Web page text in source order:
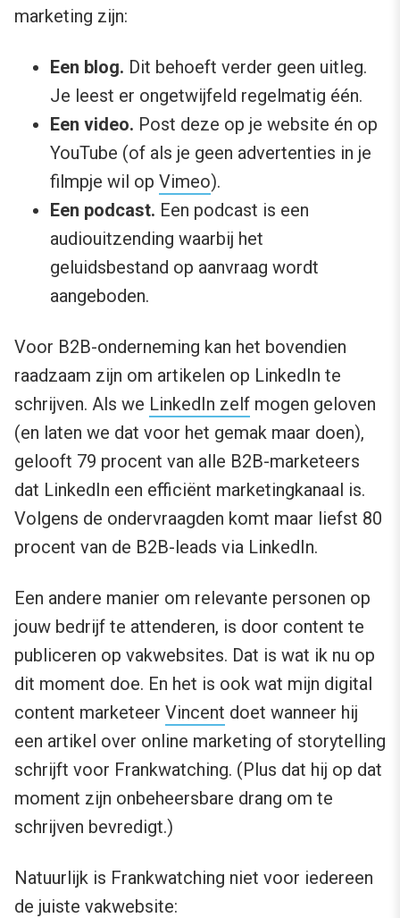
marketing zijn:
Een blog. Dit behoeft verder geen uitleg.
Je leest er ongetwijfeld regelmatig één.
Een video. Post deze op je website én op
YouTube (of als je geen advertenties in je
filmpje wil op Vimeo).
Een podcast. Een podcast is een
audiouitzending waarbij het
geluidsbestand op aanvraag wordt
aangeboden.
Voor B2B-onderneming kan het bovendien
raadzaam zijn om artikelen op LinkedIn te
schrijven. Als we LinkedIn zelf mogen geloven
(en laten we dat voor het gemak maar doen),
gelooft 79 procent van alle B2B-marketeers
dat LinkedIn een efficiënt marketingkanaal is.
Volgens de ondervraagden komt maar liefst 80
procent van de B2B-leads via LinkedIn.
Een andere manier om relevante personen op
jouw bedrijf te attenderen, is door content te
publiceren op vakwebsites. Dat is wat ik nu op
dit moment doe. En het is ook wat mijn digital
content marketeer Vincent doet wanneer hij
een artikel over online marketing of storytelling
schrijft voor Frankwatching. (Plus dat hij op dat
moment zijn onbeheersbare drang om te
schrijven bevredigt.)
Natuurlijk is Frankwatching niet voor iedereen
de juiste vakwebsite: